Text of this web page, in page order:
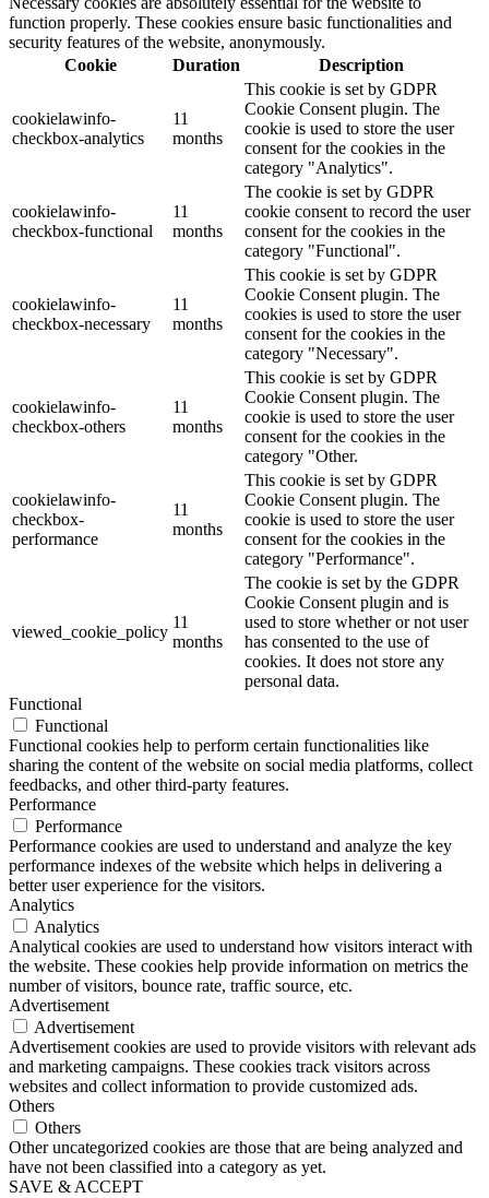
function properly. These cookies ensure basic functionalities and
security features of the website, anonymously.
Cookie
Duration Description
cookielawinfo-
checkbox-analytics
11
months
This cookie is set by GDPR
Cookie Consent plugin. The
cookie is used to store the user
consent for the cookies in the
category "Analytics".
cookielawinfo-
checkbox-functional
11
months
The cookie is set by GDPR
cookie consent to record the user
consent for the cookies in the
category "Functional".
cookielawinfo-
checkbox-necessary
11
months
This cookie is set by GDPR
Cookie Consent plugin. The
cookies is used to store the user
consent for the cookies in the
category "Necessary".
cookielawinfo-
checkbox-others
11
months
This cookie is set by GDPR
Cookie Consent plugin. The
cookie is used to store the user
consent for the cookies in the
category "Other.
cookielawinfo-
checkbox-
performance
11
months
This cookie is set by GDPR
Cookie Consent plugin. The
cookie is used to store the user
consent for the cookies in the
category "Performance".
viewed_cookie_policy
11
months
The cookie is set by the GDPR
Cookie Consent plugin and is
used to store whether or not user
has consented to the use of
cookies. It does not store any
personal data.
Functional
Functional
Functional cookies help to perform certain functionalities like
sharing the content of the website on social media platforms, collect
feedbacks, and other third-party features.
Performance
Performance
Performance cookies are used to understand and analyze the key
performance indexes of the website which helps in delivering a
better user experience for the visitors.
Analytics
Analytics
Analytical cookies are used to understand how visitors interact with
the website. These cookies help provide information on metrics the
number of visitors, bounce rate, traffic source, etc.
Advertisement
Advertisement
Advertisement cookies are used to provide visitors with relevant ads
and marketing campaigns. These cookies track visitors across
websites and collect information to provide customized ads.
Others
Others
Other uncategorized cookies are those that are being analyzed and
have not been classified into a category as yet.
SAVE & ACCEPT